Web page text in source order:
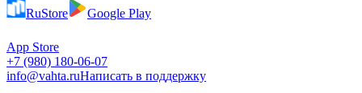
RuStore Google Play
App Store
+7 (980) 180-06-07
info@vahta.ruНаписать в поддержку